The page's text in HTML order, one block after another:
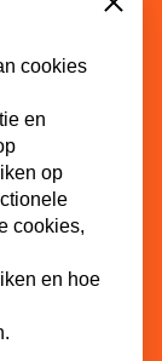
cookies
en
op
cookies,
en hoe
Close